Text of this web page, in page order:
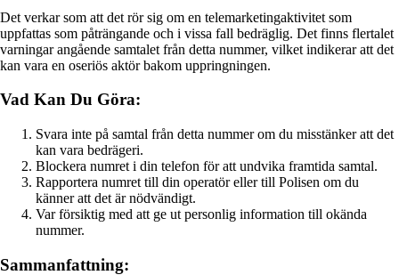
Det verkar som att det rör sig om en telemarketingaktivitet som
uppfattas som påträngande och i vissa fall bedräglig. Det finns flertalet
varningar angående samtalet från detta nummer, vilket indikerar att det
kan vara en oseriös aktör bakom uppringningen.
Vad Kan Du Göra:
Svara inte på samtal från detta nummer om du misstänker att det
kan vara bedrägeri.
Blockera numret i din telefon för att undvika framtida samtal.
Rapportera numret till din operatör eller till Polisen om du
känner att det är nödvändigt.
Var försiktig med att ge ut personlig information till okända
nummer.
Sammanfattning: